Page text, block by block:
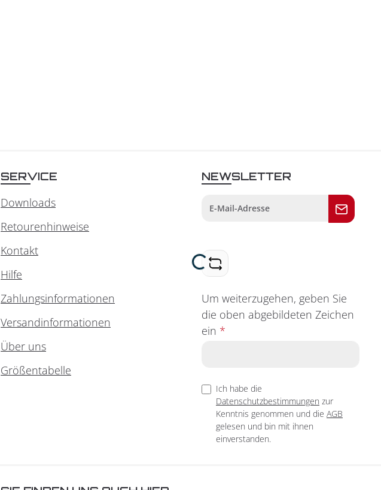
SERVICE
Downloads
Retourenhinweise
Kontakt
Hilfe
Zahlungsinformationen
Versandinformationen
Über uns
Größentabelle
NEWSLETTER
Loading...
Um weiterzugehen, geben Sie
die oben abgebildeten Zeichen
ein *
Ich habe die
Datenschutzbestimmungen zur
Kenntnis genommen und die AGB
gelesen und bin mit ihnen
einverstanden.